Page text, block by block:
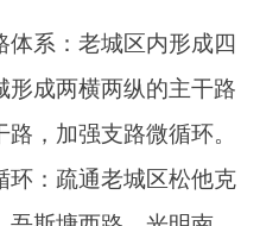
，新城住宅建筑
黄、米白色系作
沉稳端庄大气的
面体现地域文化
文化底蕴，宜采